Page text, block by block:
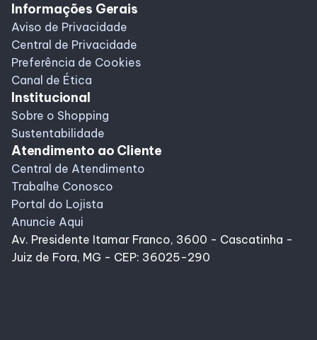
Informações Gerais
Aviso de Privacidade
Central de Privacidade
Preferência de Cookies
Canal de Ética
Institucional
Sobre o Shopping
Sustentabilidade
Atendimento ao Cliente
Central de Atendimento
Trabalhe Conosco
Portal do Lojista
Anuncie Aqui
Av. Presidente Itamar Franco, 3600 - Cascatinha -
Juiz de Fora, MG - CEP: 36025-290